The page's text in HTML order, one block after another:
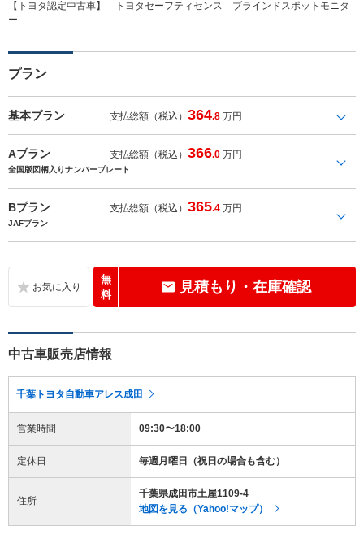
【トヨタ認定中古車】 トヨタセーフティセンス ブラインドスポットモニタ
ー
プラン
基本プラン 支払総額（税込）364.8 万円
Aプラン 支払総額（税込）366.0 万円
全国版図柄入りナンバープレート
Bプラン 支払総額（税込）365.4 万円
JAFプラン
無
料
見積もり・在庫確認
中古車販売店情報
千葉トヨタ自動車アレス成田
営業時間 09:30〜18:00
定休日 毎週月曜日（祝日の場合も含む）
住所
千葉県成田市土屋1109-4
地図を見る（Yahoo!マップ）